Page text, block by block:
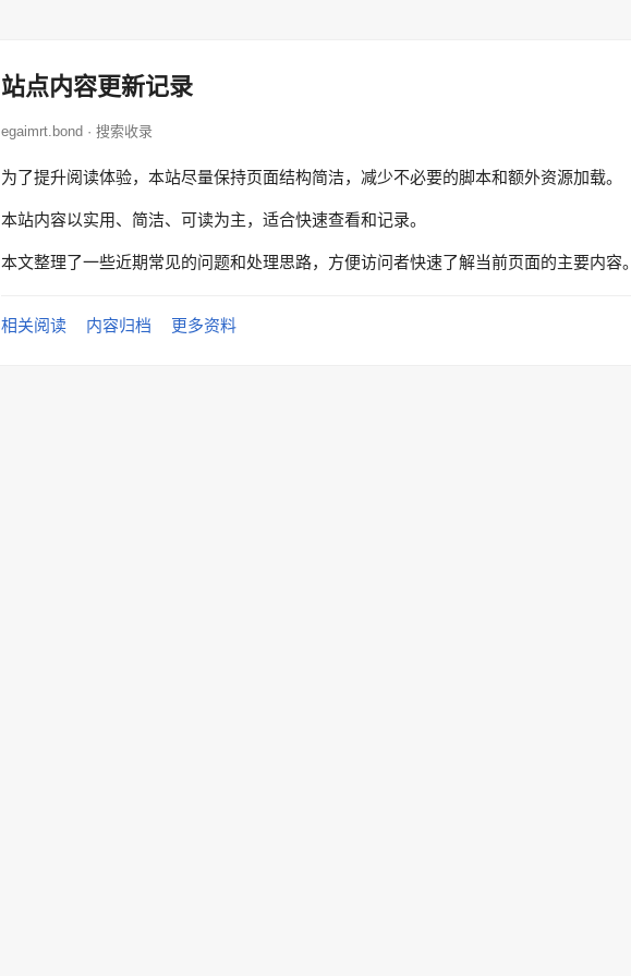
站点内容更新记录
egaimrt.bond · 搜索收录
为了提升阅读体验，本站尽量保持页面结构简洁，减少不必要的脚本和额外资源加载。
本站内容以实用、简洁、可读为主，适合快速查看和记录。
本文整理了一些近期常见的问题和处理思路，方便访问者快速了解当前页面的主要内容。
相关阅读 内容归档 更多资料